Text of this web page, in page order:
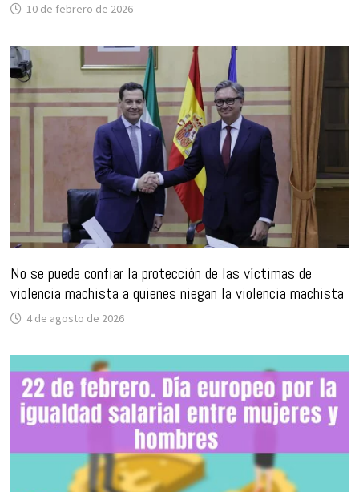
10 de febrero de 2026
No se puede confiar la protección de las víctimas de
violencia machista a quienes niegan la violencia machista
4 de agosto de 2026